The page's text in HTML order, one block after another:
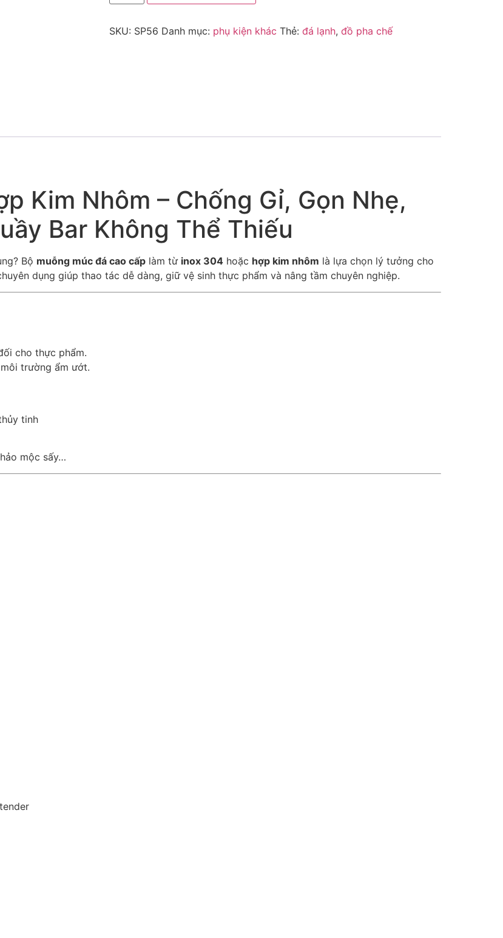
SKU: SP56 Danh mục: phụ kiện khác Thẻ: đá lạnh, đồ pha chế
Kim Nhôm – Chống Gỉ, Gọn Nhẹ,
Bar Không Thể Thiếu
Bộ muỗng múc đá cao cấp làm từ inox 304 hoặc hợp kim nhôm là lựa chọn lý tưởng cho
dụng giúp thao tác dễ dàng, giữ vệ sinh thực phẩm và nâng tầm chuyên nghiệp.
cho thực phẩm.
trường ẩm ướt.
tinh
mộc sấy…